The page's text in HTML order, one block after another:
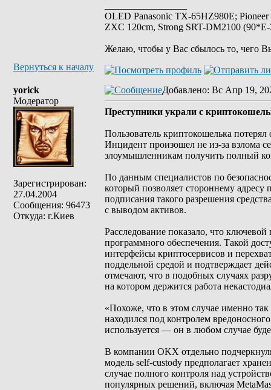
OLED Panasonic TX-65HZ980E;
ZXC 120cm, Strong SRT-DM2100
Желаю, чтобы у Вас сбылось то, чего
Вернуться к началу
yorick
Модератор
Зарегистрирован:
27.04.2004
Сообщения: 96473
Откуда: г.Киев
Добавлено: Вс Апр 19,
Преступники украли с
Пользователь криптокошелька
Инцидент произошел не из-за взлома
злоумышленникам получить полный
По данным специалистов по
который позволяет стороннему
подписания такого разрешения
с выводом активов.
Расследование показало, что
программного обеспечения. Такой
интерфейсы криптосервисов и
поддельной средой и подтверждает
отмечают, что в подобных случаях
на котором держится работа
«Похоже, что в этом случае именно
находился под контролем
используется — он в любом случае
В компании OKX отдельно
модель self-custody предполагает
случае полного контроля над
популярных решений, включая